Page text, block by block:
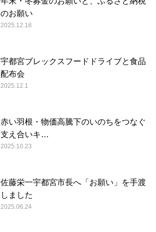
のお願い
2025.12.16
宇都宮ブレックスフードドライブと食品
配布会
2025.12.1
赤い羽根・物価高騰下のいのちをつなぐ
支え合いキ…
2025.10.23
佐藤栄一宇都宮市長へ「お願い」を手渡
しました
2025.06.24